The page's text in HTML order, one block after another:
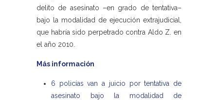
delito de asesinato –en grado de tentativa–
bajo la modalidad de ejecución extrajudicial,
que habría sido perpetrado contra Aldo Z. en
el año 2010.
Más información
6 policías van a juicio por tentativa de
asesinato bajo la modalidad de